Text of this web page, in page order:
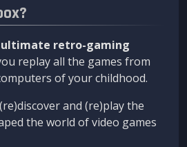
ultimate retro-gaming
replay all the games from
of your childhood.
and (re)play the
the world of video games